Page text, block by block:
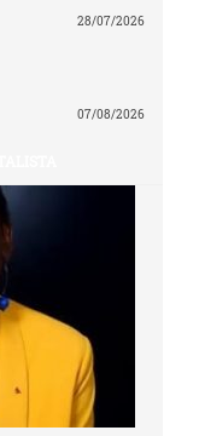
28/07/2026
07/08/2026